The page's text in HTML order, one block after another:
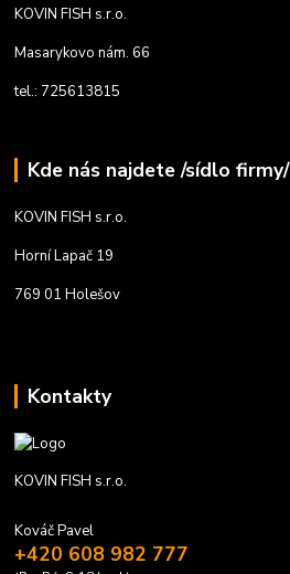
KOVIN FISH s.r.o.
Masarykovo nám. 66
tel.: 725613815
Kde nás najdete /sídlo firmy/
KOVIN FISH s.r.o.
Horní Lapač 19
769 01 Holešov
Kontakty
KOVIN FISH s.r.o.
Kováč Pavel
+420 608 982 777